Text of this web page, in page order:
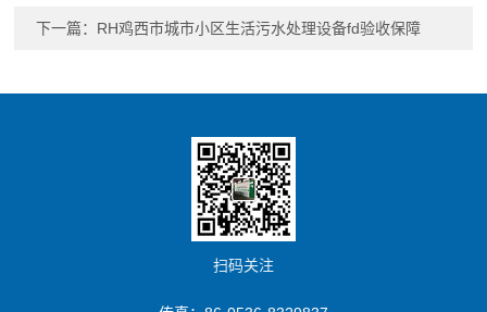
下一篇： RH鸡西市城市小区生活污水处理设备fd验收保障
扫码关注